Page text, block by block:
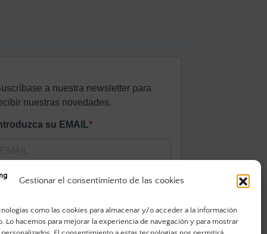
Gestionar el consentimiento de las cookies
como las cookies para almacenar y/o acceder a la información
Lo hacemos para mejorar la experiencia de navegación y para mostrar